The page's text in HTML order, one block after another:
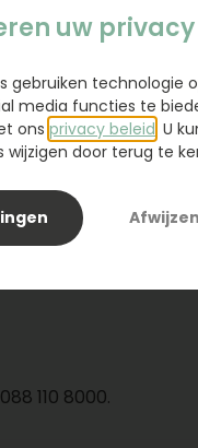
U kunt
ofRust Zacht.
rouwlint (2
110 8000.
uw privacy
gebruiken technologie
media functies te
ons privacy beleid . U
door terug te
Afwijzen